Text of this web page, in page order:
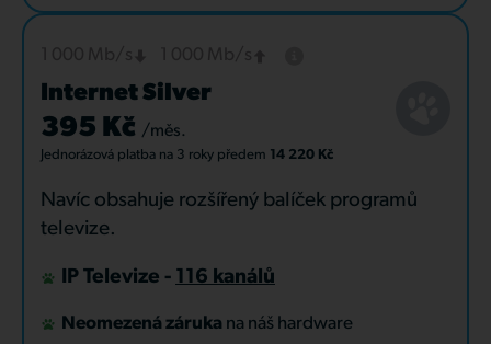
Internet Silver
395 Kč /měs.
Jednorázová platba na 3 roky předem 14 220 Kč
Navíc obsahuje rozšířený balíček programů
televize.
IP Televize - 116 kanálů
Neomezená záruka na náš hardware